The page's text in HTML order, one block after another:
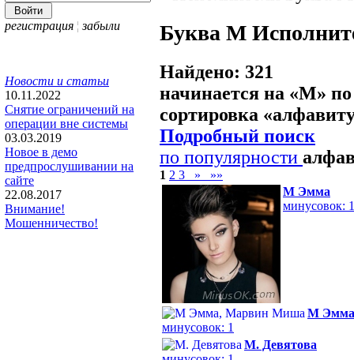
регистрация ¦ забыли
Новости и статьи
10.11.2022
Снятие ограничений на
операции вне системы
03.03.2019
Новое в демо
предпрослушивании на
сайте
22.08.2017
Внимание!
Мошенничество!
Буква М
Найдено: 321
начинается на «М»
сортировка «
Подробный поиск
по популярности
1 2 3 »
»»
М Эмма
минусовок: 1
М
минусовок: 1
М. Девятова